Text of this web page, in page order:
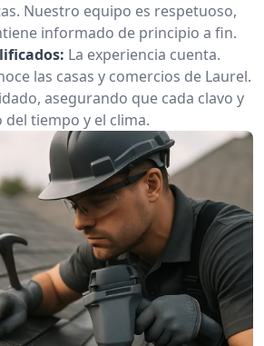
Nuestro equipo es respetuoso,
informado de principio a fin.
La experiencia cuenta.
las casas y comercios de Laurel.
asegurando que cada clavo y
del tiempo y el clima.